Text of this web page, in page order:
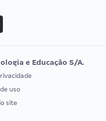
Vunesp
EXAME DE ORDEM
e Educação S/A.
uso
site